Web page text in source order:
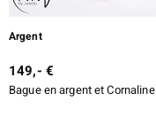
Argent
149,- €
Bague en argent et Cornaline